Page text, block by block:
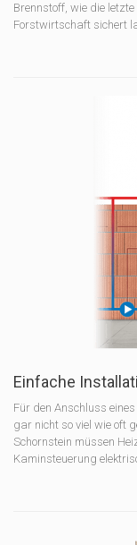
Brennstoff, wie die
Forstwirtschaft sichert
Einfache
Für den Anschluss
gar nicht so viel wie oft
Schornstein müssen
Kaminsteuerung